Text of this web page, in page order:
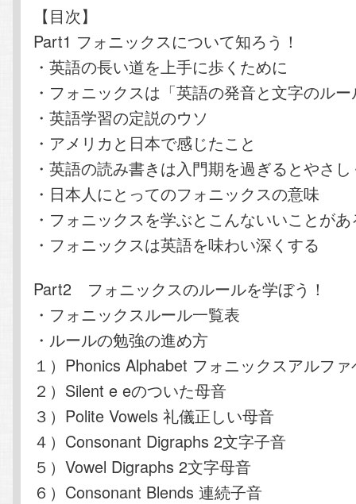
【目次】
Part1 フォニックスについて知ろう！
・英語の長い道を上手に歩くために
・フォニックスは「英語の発音と文字のル
・英語学習の定説のウソ
・アメリカと日本で感じたこと
・英語の読み書きは入門期を過ぎるとやさ
・日本人にとってのフォニックスの意味
・フォニックスを学ぶとこんないいことがあ
・フォニックスは英語を味わい深くする
Part2 フォニックスのルールを学ぼう！
・フォニックスルール一覧表
・ルールの勉強の進め方
１）Phonics Alphabet フォニックスアルフ
２）Silent e eのついた母音
３）Polite Vowels 礼儀正しい母音
４）Consonant Digraphs 2文字子音
５）Vowel Digraphs 2文字母音
６）Consonant Blends 連続子音